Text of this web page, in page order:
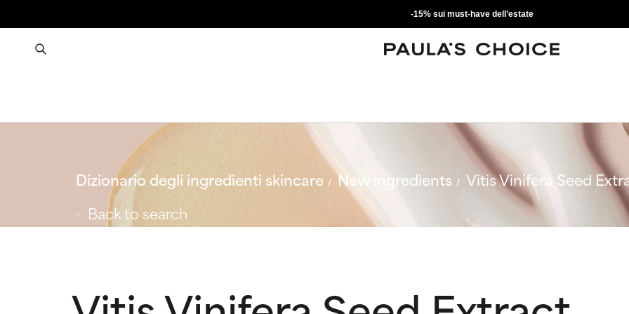
-15% sui must-have dell’estate
Dizionario degli ingredienti skincare New ingredients
Vitis Vinifera Seed
Back to search